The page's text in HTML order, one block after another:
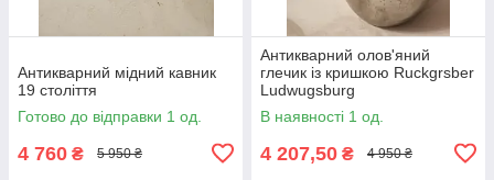
Антикварний мідний кавник
19 століття
Готово до відправки 1 од.
4 760 ₴ 5 950 ₴
Антикварний олов'яний
глечик із кришкою Ruckgrsber
Ludwugsburg
В наявності 1 од.
4 207,50 ₴ 4 950 ₴